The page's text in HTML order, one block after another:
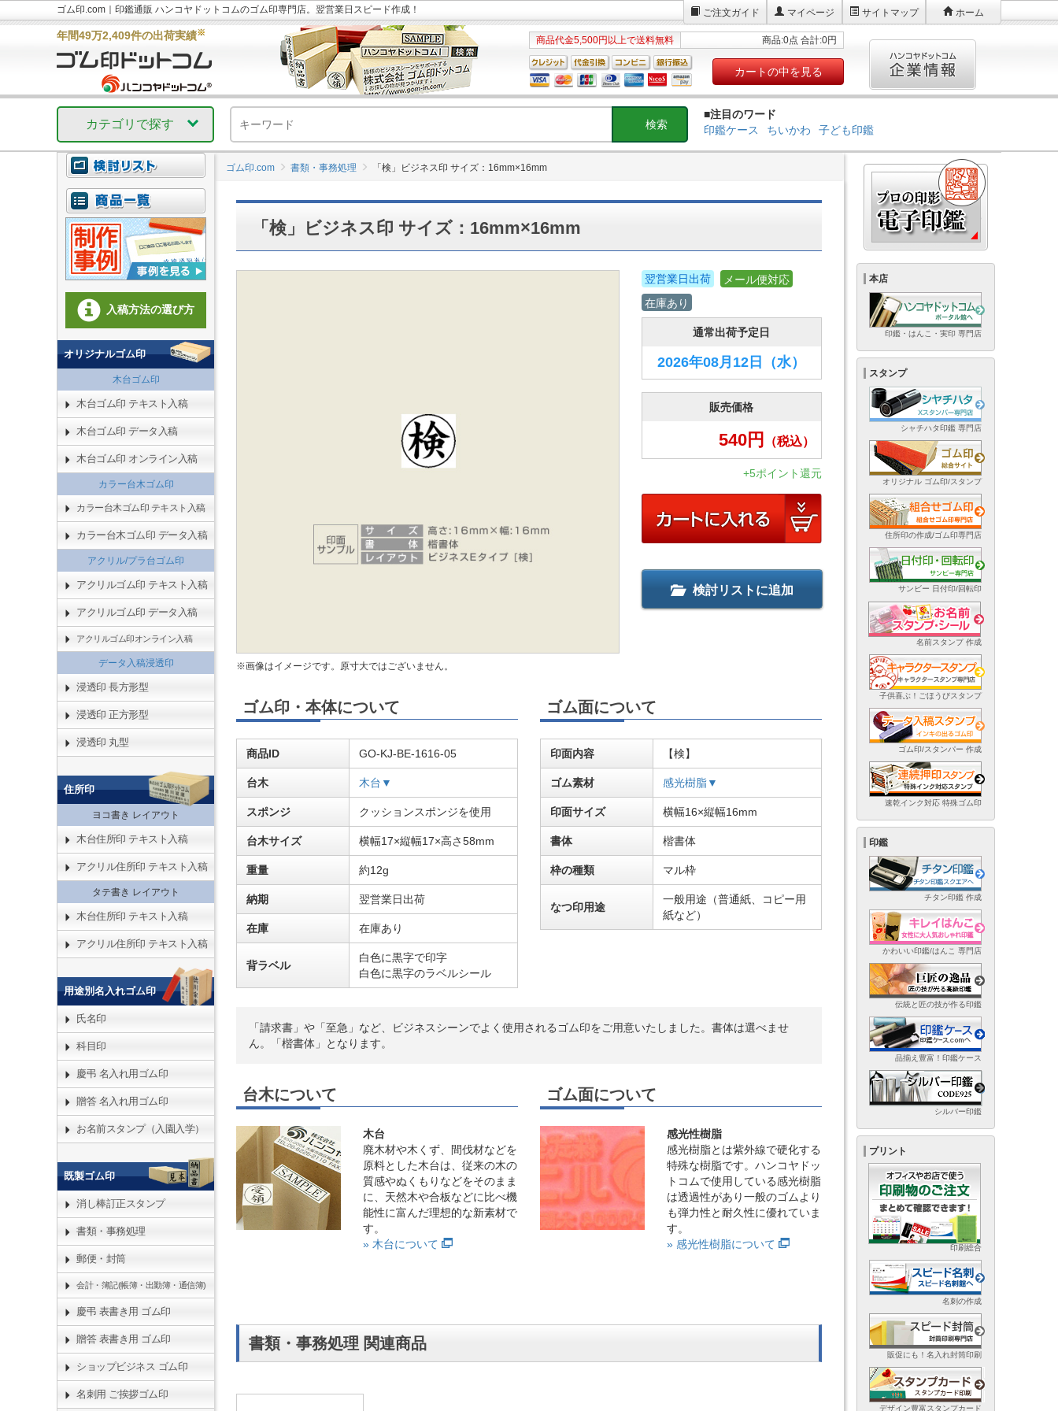
ゴム印.com｜印鑑通販 ハンコヤドットコムのゴム印専門店。翌営業日スピード作成！ ご注文ガイド マイページ サイトマップ ホーム
年間49万2,409件の出荷実績※
商品代金5,500円以上で送料無料 商品:0点 合計:0円
カートの中を見る
カテゴリで探す
■注目のワード
印鑑ケース
ちいかわ 子ども印鑑
ゴム印.com 書類・事務処理 「検」ビジネス印 サイズ：16mm×16mm
「検」ビジネス印 サイズ：16mm×16mm
※画像はイメージです。原寸大ではございません。
翌営業日出荷
メール便対応
在庫あり
通常出荷予定日
2026年08月12日 （水）
販売価格
540円 （税込）
+5ポイント還元
検討リストに追加
ゴム印・本体について
商品ID GO-KJ-BE-1616-05
台木 木台▼
スポンジ クッションスポンジを使用
台木サイズ 横幅17×縦幅17×高さ58mm
重量 約12g
納期 翌営業日出荷
在庫 在庫あり
背ラベル
白色に黒字で印字
白色に黒字のラベルシール
ゴム面について
印面内容 【検】
ゴム素材 感光樹脂▼
印面サイズ 横幅16×縦幅16mm
書体 楷書体
枠の種類 マル枠
なつ印用途
一般用途（普通紙、コピー用
紙など）
「請求書」や「至急」など、ビジネスシーンでよく使用されるゴム印をご用意いたしました。書体は選べませ
ん。「楷書体」となります。
台木について
木台
廃木材や木くず、間伐材などを
原料とした木台は、従来の木の
質感やぬくもりなどをそのまま
に、天然木や合板などに比べ機
能性に富んだ理想的な新素材で
す。
» 木台について
ゴム面について
感光性樹脂
感光樹脂とは紫外線で硬化する
特殊な樹脂です。ハンコヤドッ
トコムで使用している感光樹脂
は透過性があり一般のゴムより
も弾力性と耐久性に優れていま
す。
» 感光性樹脂について
書類・事務処理 関連商品
入稿方法の選び方
オリジナルゴム印
木台ゴム印
木台ゴム印 テキスト入稿
木台ゴム印 データ入稿
木台ゴム印 オンライン入稿
カラー台木ゴム印
カラー台木ゴム印 テキスト入稿
カラー台木ゴム印 データ入稿
アクリル/プラ台ゴム印
アクリルゴム印 テキスト入稿
アクリルゴム印 データ入稿
アクリルゴム印オンライン入稿
データ入稿浸透印
浸透印 長方形型
浸透印 正方形型
浸透印 丸型
住所印
ヨコ書き レイアウト
木台住所印 テキスト入稿
アクリル住所印 テキスト入稿
タテ書き レイアウト
木台住所印 テキスト入稿
アクリル住所印 テキスト入稿
用途別名入れゴム印
氏名印
科目印
慶弔 名入れ用ゴム印
贈答 名入れ用ゴム印
お名前スタンプ（入園入学）
既製ゴム印
消し棒訂正スタンプ
書類・事務処理
郵便・封筒
会計・簿記(帳簿・出勤簿・通信簿)
慶弔 表書き用 ゴム印
贈答 表書き用 ゴム印
ショップビジネス ゴム印
名刺用 ご挨拶ゴム印
本店
印鑑・はんこ・実印 専門店
スタンプ
シャチハタ印鑑 専門店
オリジナル ゴム印/スタンプ
住所印の作成/ゴム印専門店
サンビー 日付印/回転印
名前スタンプ 作成
子供喜ぶ！ごほうびスタンプ
ゴム印/スタンパー 作成
速乾インク対応 特殊ゴム印
印鑑
チタン印鑑 作成
かわいい印鑑/はんこ 専門店
伝統と匠の技が作る印鑑
品揃え豊富！印鑑ケース
シルバー印鑑
プリント
印刷総合
名刺の作成
販促にも！名入れ封筒印刷
デザイン豊富スタンプカード